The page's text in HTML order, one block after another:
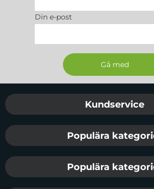
Din e-post
Sidfot Blandad info
Kundservice
Populära
Populära